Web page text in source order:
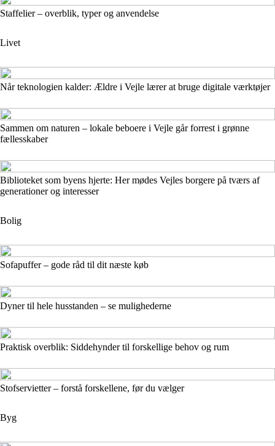
Staffelier – overblik, typer og anvendelse
Livet
Når teknologien kalder: Ældre i Vejle lærer at bruge digitale værktøjer
Sammen om naturen – lokale beboere i Vejle går forrest i grønne
fællesskaber
Biblioteket som byens hjerte: Her mødes Vejles borgere på tværs af
generationer og interesser
Bolig
Sofapuffer – gode råd til dit næste køb
Dyner til hele husstanden – se mulighederne
Praktisk overblik: Siddehynder til forskellige behov og rum
Stofservietter – forstå forskellene, før du vælger
Byg